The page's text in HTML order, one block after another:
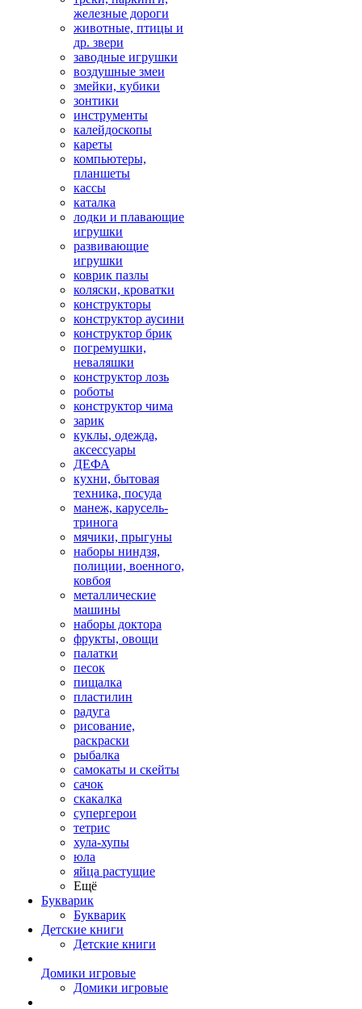
железные дороги
животные, птицы и
др. звери
заводные игрушки
воздушные змеи
змейки, кубики
зонтики
инструменты
калейдоскопы
кареты
компьютеры,
планшеты
кассы
каталка
лодки и плавающие
игрушки
развивающие
игрушки
коврик пазлы
коляски, кроватки
конструкторы
конструктор аусини
конструктор брик
погремушки,
неваляшки
конструктор лозь
роботы
конструктор чима
зарик
куклы, одежда,
аксессуары
ДЕФА
кухни, бытовая
техника, посуда
манеж, карусель-
тринога
мячики, прыгуны
наборы ниндзя,
полиции, военного,
ковбоя
металлические
машины
наборы доктора
фрукты, овощи
палатки
песок
пищалка
пластилин
радуга
рисование,
раскраски
рыбалка
самокаты и скейты
сачок
скакалка
супергерои
тетрис
хула-хупы
юла
яйца растущие
Ещё
Букварик
Букварик
Детские книги
Детские книги
Домики игровые
Домики игровые